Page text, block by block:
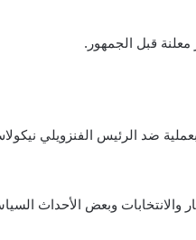
قبل الجمهور.
وبعض الأحداث